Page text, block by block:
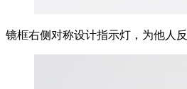
镜框右侧对称设计指示灯，为他人